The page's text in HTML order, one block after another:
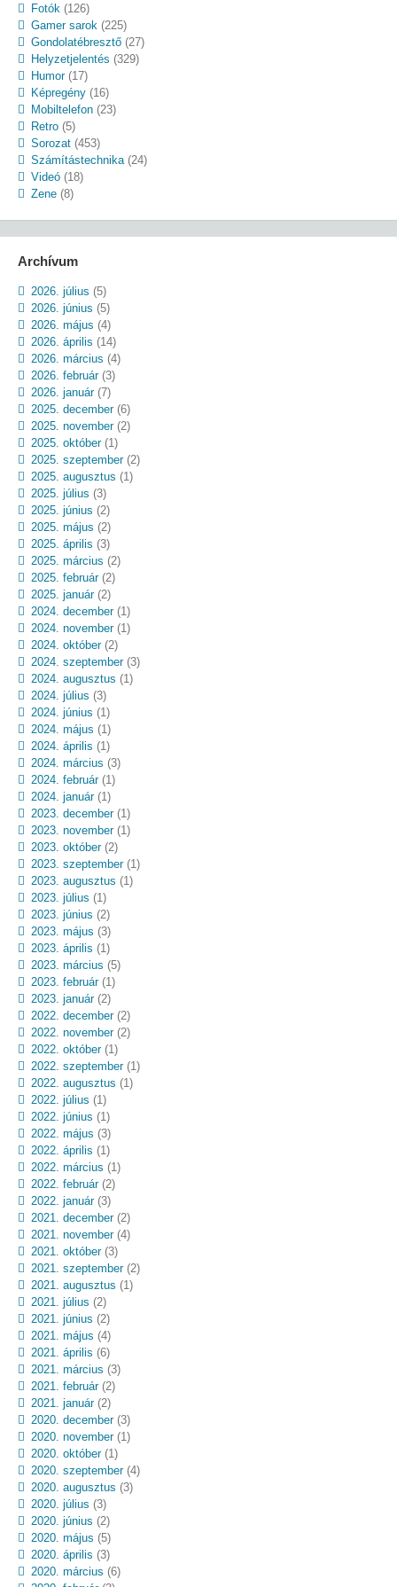
Fotók (126)
Gamer sarok (225)
Gondolatébresztő(27)
Helyzetjelentés (329)
Humor(17)
Képregény(16)
Mobiltelefon(23)
Retro(5)
Sorozat(453)
Számítástechnika(24)
Videó(18)
Zene(8)
Archívum
2026. július (5)
2026. június (5)
2026. május (4)
2026. április (14)
2026. március (4)
2026. február(3)
2026. január(7)
2025. december(6)
2025. november(2)
2025. október(1)
2025. szeptember(2)
2025. augusztus (1)
2025. július (3)
2025. június (2)
2025. május (2)
2025. április (3)
2025. március (2)
2025. február(2)
2025. január(2)
2024. december(1)
2024. november(1)
2024. október(2)
2024. szeptember(3)
2024. augusztus (1)
2024. július (3)
2024. június (1)
2024. május (1)
2024. április (1)
2024. március (3)
2024. február(1)
2024. január(1)
2023. december(1)
2023. november(1)
2023. október(2)
2023. szeptember(1)
2023. augusztus (1)
2023. július (1)
2023. június (2)
2023. május (3)
2023. április (1)
2023. március (5)
2023. február(1)
2023. január(2)
2022. december(2)
2022. november(2)
2022. október(1)
2022. szeptember(1)
2022. augusztus (1)
2022. július (1)
2022. június (1)
2022. május (3)
2022. április (1)
2022. március (1)
2022. február(2)
2022. január(3)
2021. december(2)
2021. november(4)
2021. október(3)
2021. szeptember(2)
2021. augusztus (1)
2021. július (2)
2021. június (2)
2021. május (4)
2021. április (6)
2021. március (3)
2021. február(2)
2021. január(2)
2020. december(3)
2020. november(1)
2020. október(1)
2020. szeptember(4)
2020. augusztus (3)
2020. július (3)
2020. június (2)
2020. május (5)
2020. április (3)
2020. március (6)